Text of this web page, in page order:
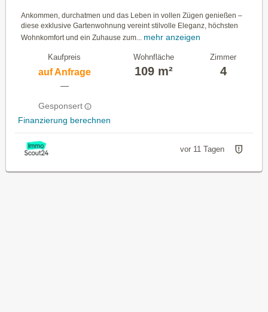
Ankommen, durchatmen und das Leben in vollen Zügen genießen –
diese exklusive Gartenwohnung vereint stilvolle Eleganz, höchsten
Wohnkomfort und ein Zuhause zum... mehr anzeigen
Kaufpreis
auf Anfrage
—
Gesponsert
Finanzierung berechnen
Wohnfläche
109 m²
Zimmer
4
vor 11 Tagen